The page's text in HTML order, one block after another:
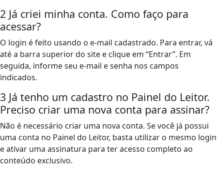
2 Já criei minha conta. Como faço para
acessar?
O login é feito usando o e-mail cadastrado. Para entrar, vá
até a barra superior do site e clique em “Entrar”. Em
seguida, informe seu e-mail e senha nos campos
indicados.
3 Já tenho um cadastro no Painel do Leitor.
Preciso criar uma nova conta para assinar?
Não é necessário criar uma nova conta. Se você já possui
uma conta no Painel do Leitor, basta utilizar o mesmo login
e ativar uma assinatura para ter acesso completo ao
conteúdo exclusivo.